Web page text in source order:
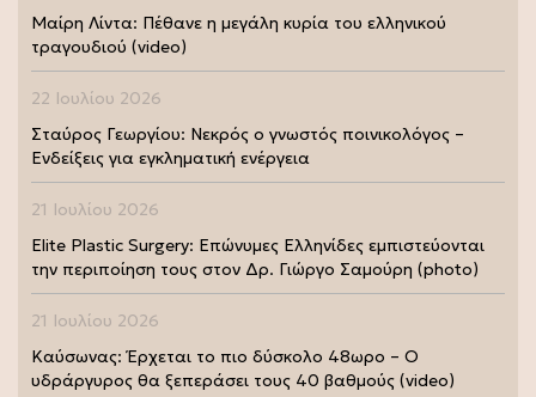
Μαίρη Λίντα: Πέθανε η μεγάλη κυρία του ελληνικού
τραγουδιού (video)
22 Ιουλίου 2026
Σταύρος Γεωργίου: Νεκρός ο γνωστός ποινικολόγος –
Ενδείξεις για εγκληματική ενέργεια
21 Ιουλίου 2026
Elite Plastic Surgery: Επώνυμες Ελληνίδες εμπιστεύονται
την περιποίηση τους στον Δρ. Γιώργο Σαμούρη (photo)
21 Ιουλίου 2026
Καύσωνας: Έρχεται το πιο δύσκολο 48ωρο – Ο
υδράργυρος θα ξεπεράσει τους 40 βαθμούς (video)